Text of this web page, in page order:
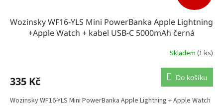
Wozinsky WF16-YLS Mini PowerBanka Apple Lightning
+Apple Watch + kabel USB-C 5000mAh černá
Skladem (1 ks)
335 Kč Do košíku
Wozinsky WF16-YLS Mini PowerBanka Apple Lightning + Apple Watch